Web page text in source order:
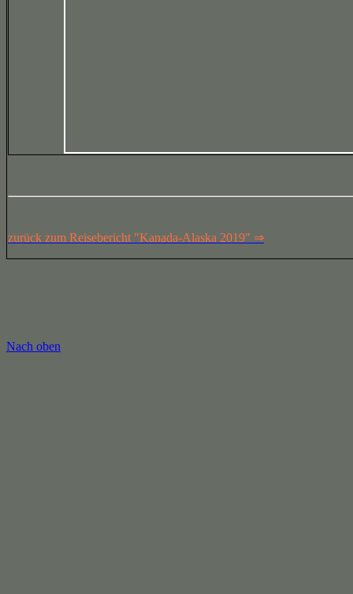
zurück zum Reisebericht "Kanada-Alaska 2019" ⇒
Nach oben